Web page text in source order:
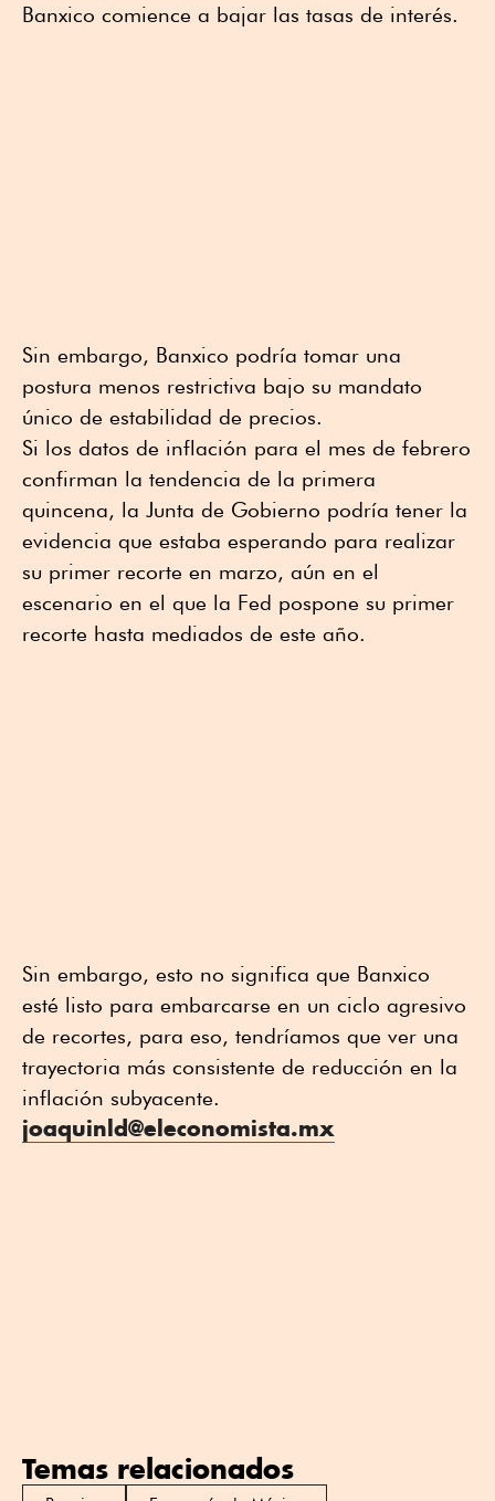
Banxico comience a bajar las tasas de interés.
Sin embargo, Banxico podría tomar una
postura menos restrictiva bajo su mandato
único de estabilidad de precios.
Si los datos de inflación para el mes de febrero
confirman la tendencia de la primera
quincena, la Junta de Gobierno podría tener la
evidencia que estaba esperando para realizar
su primer recorte en marzo, aún en el
escenario en el que la Fed pospone su primer
recorte hasta mediados de este año.
Sin embargo, esto no significa que Banxico
esté listo para embarcarse en un ciclo agresivo
de recortes, para eso, tendríamos que ver una
trayectoria más consistente de reducción en la
inflación subyacente.
joaquinld@eleconomista.mx
Temas relacionados